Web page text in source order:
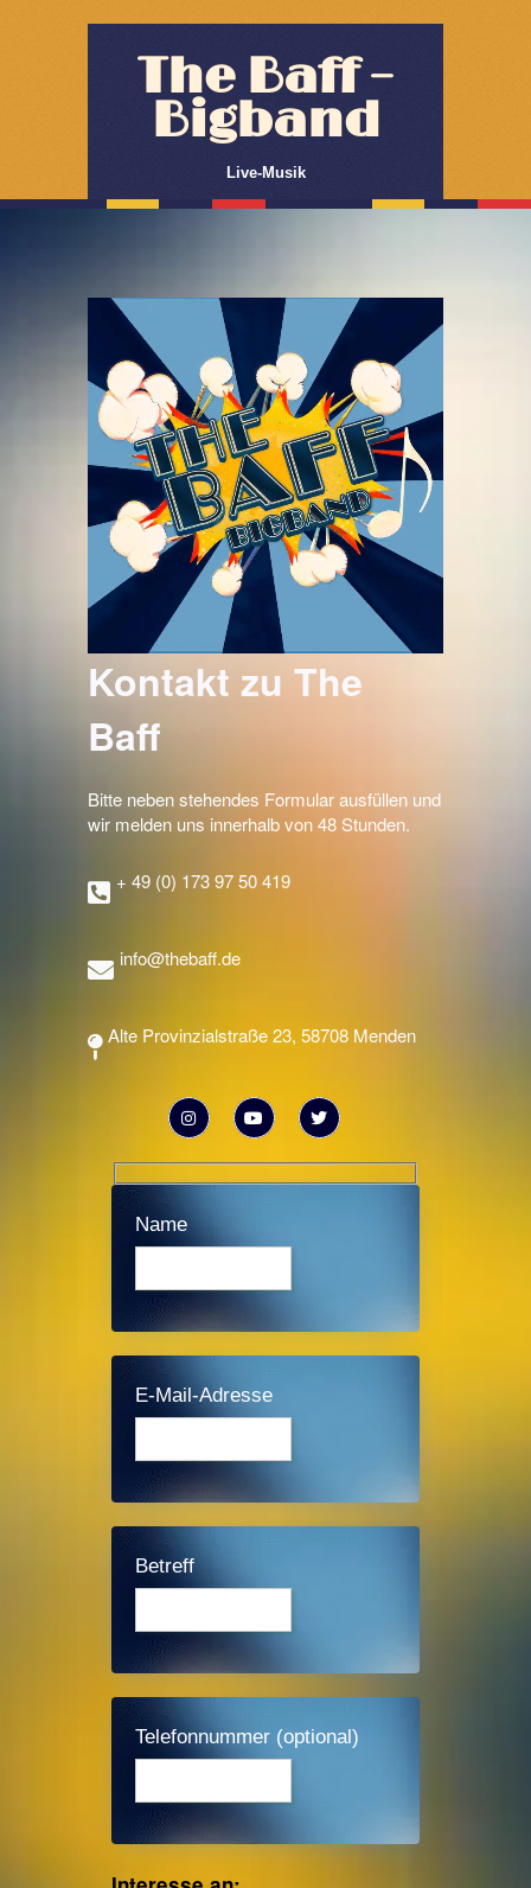
The Baff –
Bigband
Live-Musik
Kontakt zu The
Baff
Bitte neben stehendes Formular ausfüllen und
wir melden uns innerhalb von 48 Stunden.
+ 49 (0) 173 97 50 419
info@thebaff.de
Alte Provinzialstraße 23, 58708 Menden
Name
E-Mail-Adresse
Betreff
Telefonnummer (optional)